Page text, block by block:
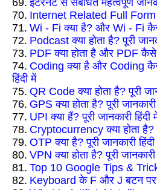
69. इंटरनेट से संबंधित महत्वपूर्ण
70. Internet Related Full Form
71. Wi - Fi क्या है? और Wi - Fi
72. Podcast क्या होता है? पूरी
73. PDF क्या होता है और PDF
74. Coding क्या है और Coding
हिंदी में
75. QR Code क्या होता है? पूरी
76. GPS क्या होता है? पूरी जानकारी
77. UPI क्या हैं? पूरी जानकारी हिंदी
78. Cryptocurrency क्या होता है?
79. OTP क्या है? पूरी जानकारी
80. VPN क्या होता है? पूरी जानकारी
81. Top 10 Google Tips &
82. Keyboard के F और J बटन पर